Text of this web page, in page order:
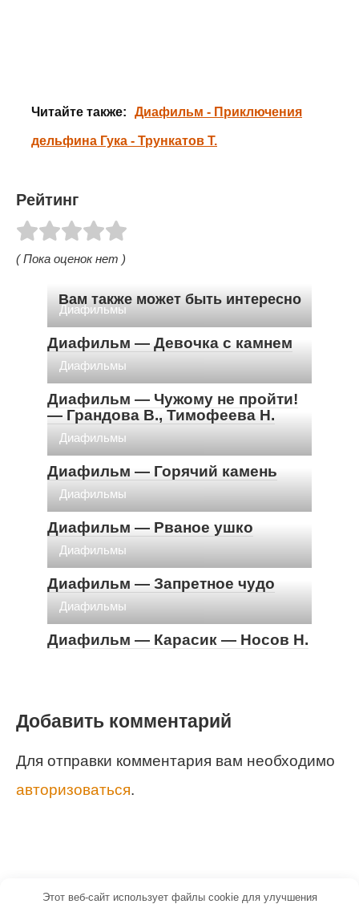
Читайте также: Диафильм - Приключения
дельфина Гука - Трункатов Т.
Рейтинг
( Пока оценок нет )
Вам также может быть интересно
Диафильмы
Диафильм — Девочка с камнем
Диафильмы
Диафильм — Чужому не пройти!
— Грандова В., Тимофеева Н.
Диафильмы
Диафильм — Горячий камень
Диафильмы
Диафильм — Рваное ушко
Диафильмы
Диафильм — Запретное чудо
Диафильмы
Диафильм — Карасик — Носов Н.
Добавить комментарий
Для отправки комментария вам необходимо
авторизоваться.
Этот веб-сайт использует файлы cookie для улучшения